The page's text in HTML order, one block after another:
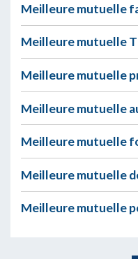
Meilleure mutuelle
Meilleure mutuelle
Meilleure mutuelle
Meilleure mutuelle
Meilleure mutuelle
Meilleure mutuelle
Meilleure mutuelle